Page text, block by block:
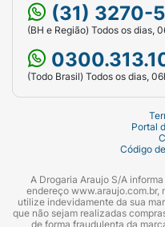
(31) 3270-
(BH e Região) Todos os dias,
(Todo Brasil) Todos os dias,
Portal
Código
A Drogaria Araujo S/A
endereço www.araujo.com.br,
utilize indevidamente da sua
que não sejam realizadas
de forma fraudulenta da